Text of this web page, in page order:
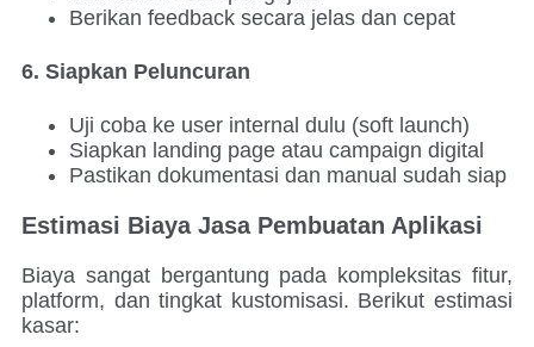
Berikan feedback secara jelas dan cepat
6. Siapkan Peluncuran
Uji coba ke user internal dulu (soft launch)
Siapkan landing page atau campaign digital
Pastikan dokumentasi dan manual sudah siap
Estimasi Biaya Jasa Pembuatan Aplikasi
Biaya sangat bergantung pada kompleksitas fitur,
platform, dan tingkat kustomisasi. Berikut estimasi
kasar: